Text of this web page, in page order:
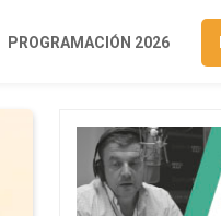
PROGRAMACIÓN 2026